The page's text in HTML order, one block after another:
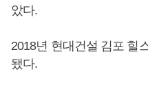
았다.
2018년 현대건설 김포 힐
됐다.